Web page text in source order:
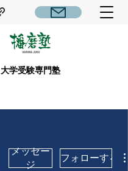
大学受験専門塾
メッセー
ジ
フォローする